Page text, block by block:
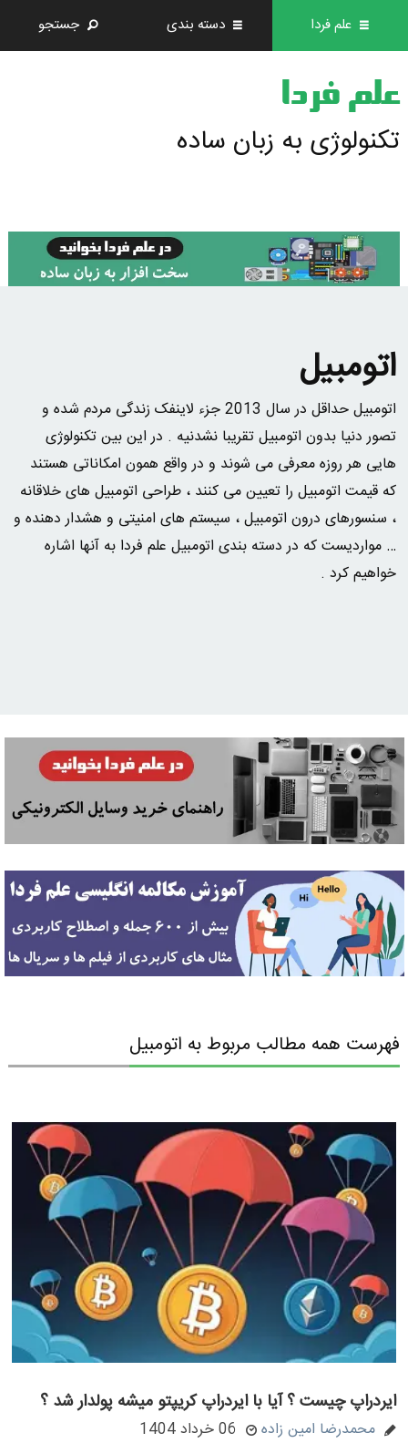
علم فردا دسته بندی جستجو
علم فردا
تکنولوژی به زبان ساده
اتومبيل
اتومبیل حداقل در سال 2013 جزء لاینفک زندگی مردم شده و
تصور دنیا بدون اتومبیل تقریبا نشدنیه . در این بین تکنولوژی
هایی هر روزه معرفی می شوند و در واقع همون امکاناتی هستند
که قیمت اتومبیل را تعیین می کنند ، طراحی اتومبیل های خلاقانه
، سنسورهای درون اتومبیل ، سیستم های امنیتی و هشدار دهنده و
… مواردیست که در دسته بندی اتومبیل علم فردا به آنها اشاره
خواهیم کرد .
فهرست همه مطالب مربوط به اتومبيل
ایردراپ چیست ؟ آیا با ایردراپ کریپتو میشه پولدار شد ؟
محمدرضا امین زاده 06 خرداد 1404